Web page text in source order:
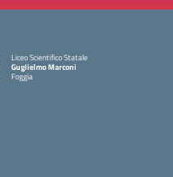
Liceo Scientifico Statale
Guglielmo Marconi
Foggia
— Visita la pagina iniziale della scuola